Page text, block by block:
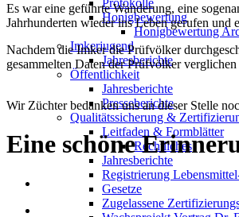
Protokolle
Honigbewertung
Honigbewertung
Imkerjugend
Jahresberichte
Öffentlichkeit
Jahresberichte
Presseberichte
Qualitätssicherung &
Leitfaden & Formblätter
Rechtliches
Jahresberichte
Registrierung
Gesetze
Zugelassene
Es war eine geführte Wanderung, eine
Jahrhunderten wieder ins Leben gerufen und
Nachdem die Imker die Prüfvölker
gesammelten Daten der Prüfvölker
Wir Züchter bedanken uns an dieser Stelle
Eine schöne